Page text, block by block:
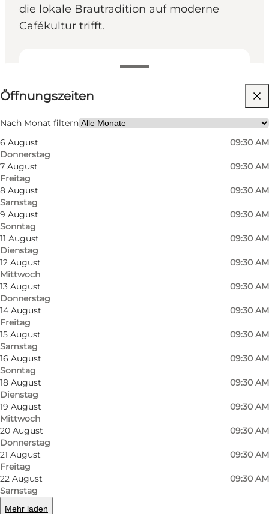
die lokale Brautradition auf moderne
Cafékultur trifft.
Öffnungszeiten anzeigen
Öffnungszeiten
Nach Monat filtern
6 August
Donnerstag
09:30 AM
7 August
Freitag
09:30 AM
8 August
Samstag
09:30 AM
9 August
Sonntag
09:30 AM
11 August
Dienstag
09:30 AM
12 August
Mittwoch
09:30 AM
13 August
Donnerstag
09:30 AM
14 August
Freitag
09:30 AM
15 August
Samstag
09:30 AM
16 August
Sonntag
09:30 AM
18 August
Dienstag
09:30 AM
19 August
Mittwoch
09:30 AM
20 August
Donnerstag
09:30 AM
21 August
Freitag
09:30 AM
22 August
Samstag
09:30 AM
Mehr laden
Website besuchen
Freunde, Mein Partner, Mir selbst
Foto:
Willemoes Bryghus in Assens
Mitten im Herzen von Assens befindet sich das